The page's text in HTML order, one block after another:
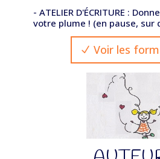
- ATELIER D'ÉCRITURE :
votre plume ! (en pause, sur
Voir les